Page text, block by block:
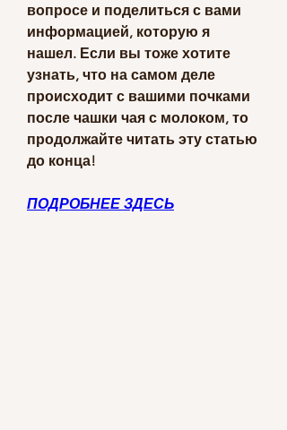
вопросе и поделиться с вами
информацией, которую я
нашел. Если вы тоже хотите
узнать, что на самом деле
происходит с вашими почками
после чашки чая с молоком, то
продолжайте читать эту статью
до конца!
ПОДРОБНЕЕ ЗДЕСЬ